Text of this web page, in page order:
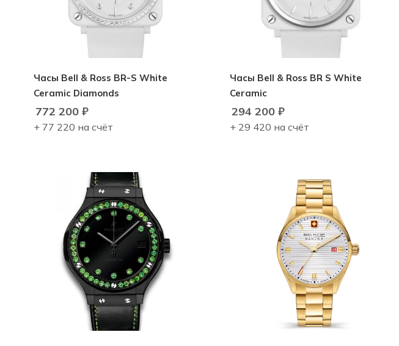
Часы Bell & Ross BR-S White
Ceramic Diamonds
772 200 ₽
+ 77 220 на счёт
Часы Bell & Ross BR S White
Ceramic
294 200₽
+ 29 420 на счёт